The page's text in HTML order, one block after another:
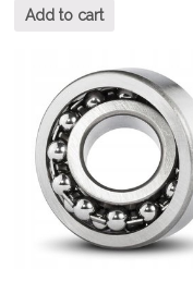
Add to cart